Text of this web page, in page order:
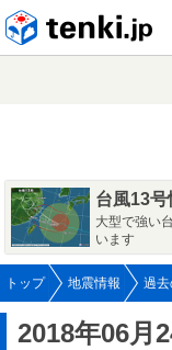
台風13号
大型で強い
います
トップ 地震情報 過
2018年06月